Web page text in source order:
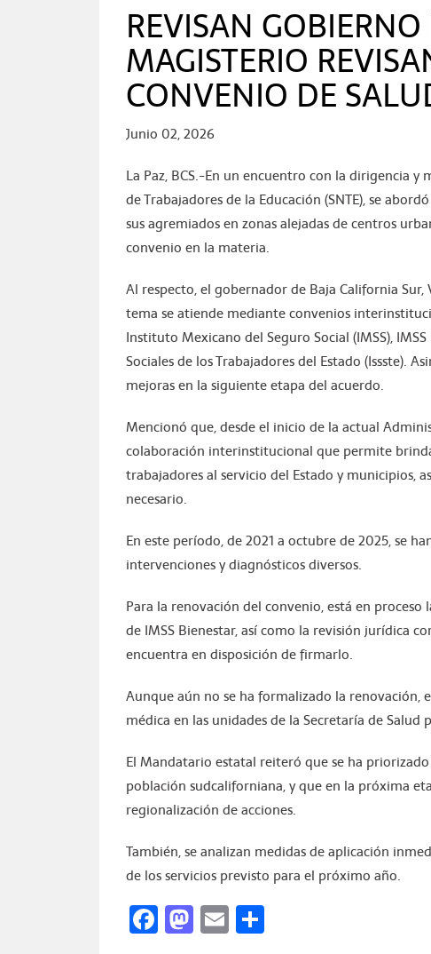
REVISAN GOBIERNO
MAGISTERIO
CONVENIO DE
Junio 02, 2026
La Paz, BCS.-En un encuentro con la dirigencia
de Trabajadores de la Educación (SNTE), se
sus agremiados en zonas alejadas de centros
convenio en la materia.
Al respecto, el gobernador de Baja California
tema se atiende mediante convenios
Instituto Mexicano del Seguro Social (IMSS),
Sociales de los Trabajadores del Estado (Issste).
mejoras en la siguiente etapa del acuerdo.
Mencionó que, desde el inicio de la actual
colaboración interinstitucional que permite
trabajadores al servicio del Estado y municipios,
necesario.
En este período, de 2021 a octubre de 2025, se
intervenciones y diagnósticos diversos.
Para la renovación del convenio, está en
de IMSS Bienestar, así como la revisión jurídica
encuentra en disposición de firmarlo.
Aunque aún no se ha formalizado la renovación,
médica en las unidades de la Secretaría de Salud
El Mandatario estatal reiteró que se ha
población sudcaliforniana, y que en la próxima
regionalización de acciones.
También, se analizan medidas de aplicación
de los servicios previsto para el próximo año.
Facebook
Mastodon
Email